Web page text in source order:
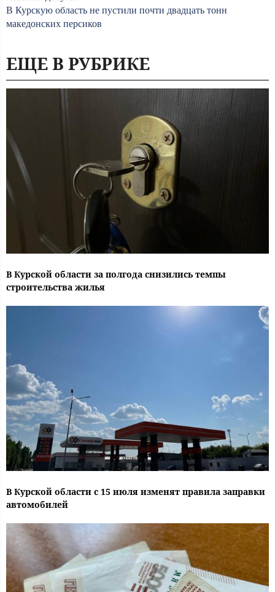
В Курскую область не пустили почти двадцать тонн
македонских персиков
ЕЩЕ В РУБРИКЕ
В Курской области за полгода снизились темпы
строительства жилья
В Курской области с 15 июля изменят правила заправки
автомобилей